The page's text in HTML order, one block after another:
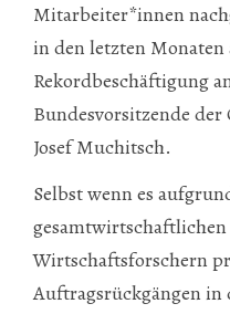
Mitarbeiter*innen
in den letzten Monaten
Rekordbeschäftigung
Bundesvorsitzende
Josef Muchitsch.
Selbst wenn es
Wirtschaftsforschern
Auftragsrückgängen